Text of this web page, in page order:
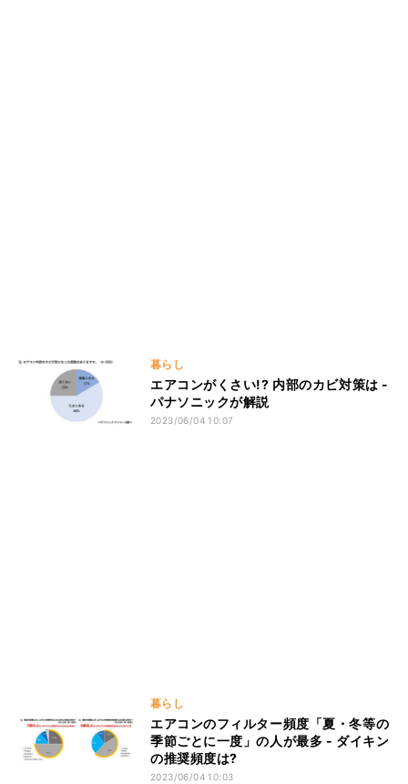
暮らし
エアコンがくさい!? 内部のカビ対策は -
パナソニックが解説
2023/06/04 10:07
暮らし
エアコンのフィルター頻度「夏・冬等の
季節ごとに一度」の人が最多 - ダイキン
の推奨頻度は?
2023/06/04 10:03